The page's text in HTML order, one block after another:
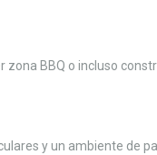
zona BBQ o incluso
y un ambiente de